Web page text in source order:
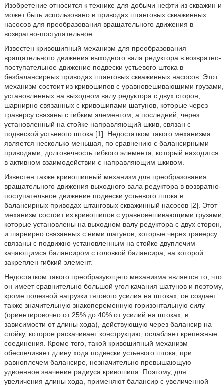
Изобретение относится к технике для добычи нефти из скважин и
может быть использовано в приводах штанговых скважинных
насосов для преобразования вращательного движения в
возвратно-поступательное.
Известен кривошипный механизм для преобразования
вращательного движения выходного вала редуктора в возвратно-
поступательное движение подвески устьевого штока в
безбалансирных приводах штанговых скважинных насосов. Этот
механизм состоит из кривошипов с уравновешивающими грузами,
установленных на выходном валу редуктора с двух сторон,
шарнирно связанных с кривошипами шатунов, которые через
траверсу связаны с гибким элементом, а последний, через
установленный на стойке направляющий шкив, связан с
подвеской устьевого штока [1]. Недостатком такого механизма
является несколько меньшая, по сравнению с балансирными
приводами, долговечность гибкого элемента, который находится
в активном взаимодействии с направляющим шкивом.
Известен также кривошипный механизм для преобразования
вращательного движения выходного вала редуктора в возвратно-
поступательное движение подвески устьевого штока в
балансирных приводах штанговых скважинный насосов [2]. Этот
механизм состоит из кривошипов с уравновешивающими грузами,
которые установлены на выходном валу редуктора с двух сторон,
и шарнирно связанных с ними шатунов, которые через траверсу
связаны с подвижно установленным на стойке двуплечим
качающимся балансиром с головкой балансира, на которой
закреплен гибкий элемент.
Недостатком такого преобразующего механизма является то, что
он имеет сравнительно большой угол качания шатунов и поэтому,
кроме полезной нагрузки тягового усилия на штоках, он создает
также значительную знакопеременную горизонтальную силу
(ориентировочно от 25% до 40% от усилий на штоках, в
зависимости от длины хода), действующую через балансир на
стойку, которое раскачивает конструкцию, ослабляет крепежные
соединения. Кроме того, такой кривошипный механизм
обеспечивает длину хода подвески устьевого штока, при
равноплечем балансире, незначительно превышающую
удвоенное значение радиуса кривошипа. Поэтому, для
увеличения длины хода, применяют балансир с увеличенной